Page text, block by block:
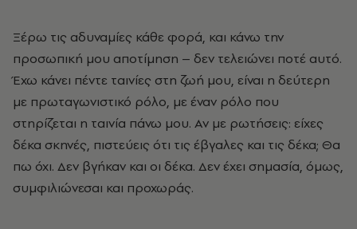
Ξέρω τις αδυναμίες κάθε φορά, και κάνω την
προσωπική μου αποτίμηση – δεν τελειώνει ποτέ αυτό.
Έχω κάνει πέντε ταινίες στη ζωή μου, είναι η δεύτερη
με πρωταγωνιστικό ρόλο, με έναν ρόλο που
στηρίζεται η ταινία πάνω μου. Αν με ρωτήσεις: είχες
δέκα σκηνές, πιστεύεις ότι τις έβγαλες και τις δέκα; Θα
πω όχι. Δεν βγήκαν και οι δέκα. Δεν έχει σημασία, όμως,
συμφιλιώνεσαι και προχωράς.